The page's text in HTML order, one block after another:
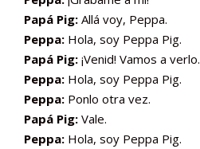
Papá Pig: Allá voy, Peppa.
Peppa: Hola, soy Peppa Pig.
Papá Pig: ¡Venid! Vamos a verlo.
Peppa: Hola, soy Peppa Pig.
Peppa: Ponlo otra vez.
Papá Pig: Vale.
Peppa: Hola, soy Peppa Pig.